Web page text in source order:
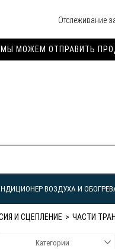
Отслеживание
МЫ МОЖЕМ ОТПРАВИТЬ
ВОЗДУХА И
И СЦЕПЛЕНИЕ ЧАСТИ
Категории